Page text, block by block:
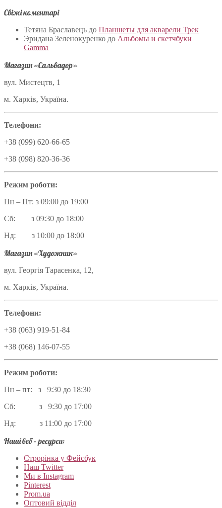
Свіжі коментарі
Тетяна Браславець до Планшеты для акварели Трек
Эридана Зеленокуренко до Альбомы и скетчбуки
Gamma
Магазин «Сальвадор»
вул. Мистецтв, 1
м. Харків, Україна.
Телефони:
+38 (099) 620-66-65
+38 (098) 820-36-36
Режим роботи:
Пн – Пт: з 09:00 до 19:00
Сб: з 09:30 до 18:00
Нд: з 10:00 до 18:00
Магазин «Художник»
вул. Георгія Тарасенка, 12,
м. Харків, Україна.
Телефони:
+38 (063) 919-51-84
+38 (068) 146-07-55
Режим роботи:
Пн – пт: з 9:30 до 18:30
Сб: з 9:30 до 17:00
Нд: з 11:00 до 17:00
Наші веб – ресурси:
Строрінка у Фейсбук
Наш Twitter
Ми в Instagram
Pinterest
Prom.ua
Оптовий відділ